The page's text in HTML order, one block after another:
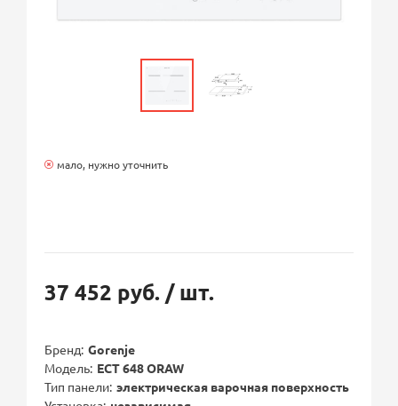
мало, нужно уточнить
37 452 руб. / шт.
Бренд Gorenje
Модель ECT 648 ORAW
Тип панели электрическая варочная поверхность